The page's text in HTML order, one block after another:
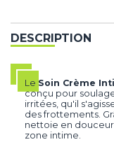
DESCRIPTION
Le Soin Crème
conçu pour
irritées, qu'il
des frottements.
nettoie en
zone intime.